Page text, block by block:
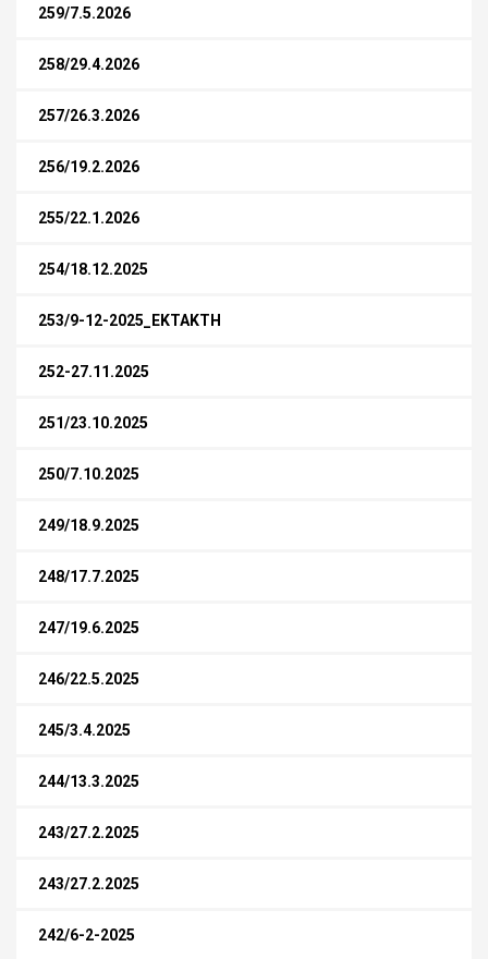
259/7.5.2026
258/29.4.2026
257/26.3.2026
256/19.2.2026
255/22.1.2026
254/18.12.2025
253/9-12-2025_ΕΚΤΑΚΤΗ
252-27.11.2025
251/23.10.2025
250/7.10.2025
249/18.9.2025
248/17.7.2025
247/19.6.2025
246/22.5.2025
245/3.4.2025
244/13.3.2025
243/27.2.2025
243/27.2.2025
242/6-2-2025